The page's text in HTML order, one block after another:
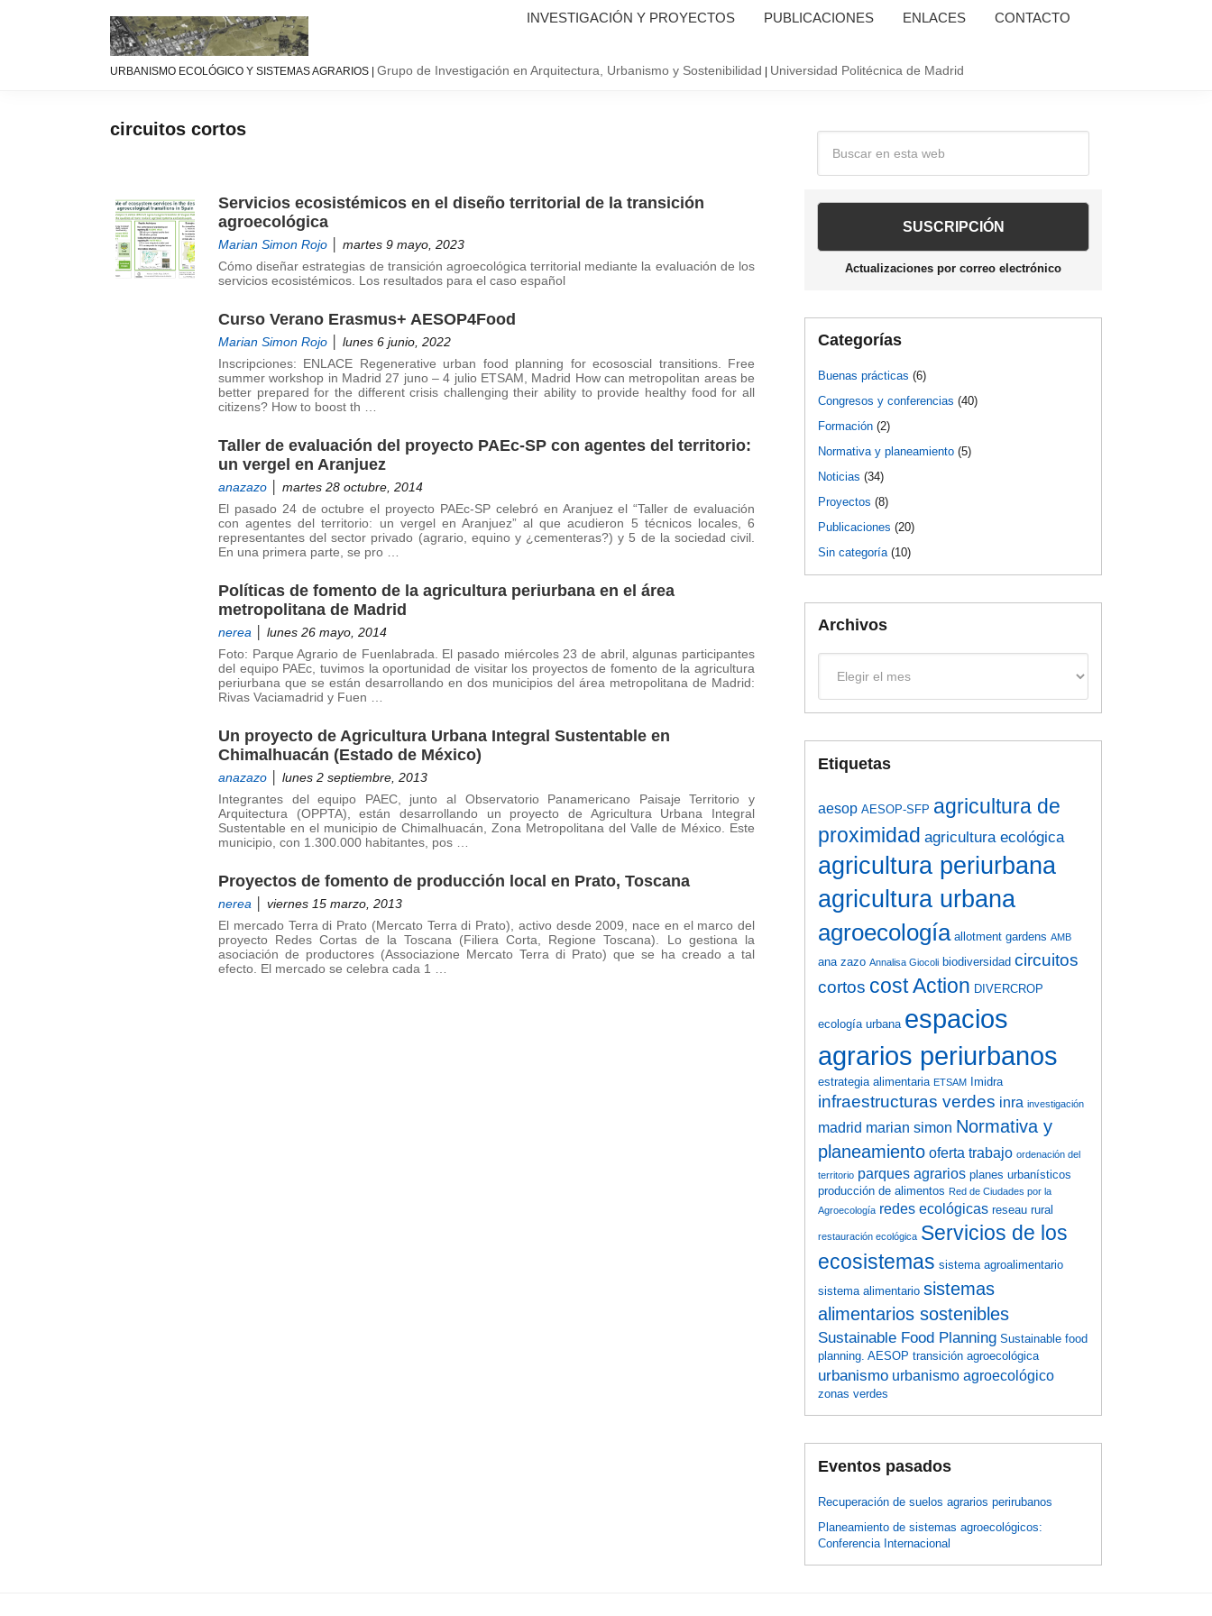
Urbanismo
sistemas
agrarios
Linea
GIAU+S
URBANISMO ECOLÓGICO Y SISTEMAS AGRARIOS | Grupo de Investigación en Arquitectura, Urbanismo y Sostenibilidad Universidad Politécnica de Madrid
INVESTIGACIÓN Y PROYECTOS PUBLICACIONES ENLACES CONTACTO
circuitos cortos
Servicios ecosistémicos en el diseño territorial de la transición
agroecológica
Marian Simon Rojo │ martes 9 mayo, 2023
Cómo diseñar estrategias de transición agroecológica territorial mediante la evaluación de los
servicios ecosistémicos. Los resultados para el caso español
Curso Verano Erasmus+ AESOP4Food
Marian Simon Rojo │ lunes 6 junio, 2022
Inscripciones: ENLACE Regenerative urban food planning for ecososcial transitions. Free
summer workshop in Madrid 27 juno – 4 julio ETSAM, Madrid How can metropolitan areas be
better prepared for the different crisis challenging their ability to provide healthy food for all
citizens? How to boost th …
Taller de evaluación del proyecto PAEc-SP con agentes del territorio:
un vergel en Aranjuez
anazazo │ martes 28 octubre, 2014
El pasado 24 de octubre el proyecto PAEc-SP celebró en Aranjuez el “Taller de evaluación
con agentes del territorio: un vergel en Aranjuez” al que acudieron 5 técnicos locales, 6
representantes del sector privado (agrario, equino y ¿cementeras?) y 5 de la sociedad civil.
En una primera parte, se pro …
Políticas de fomento de la agricultura periurbana en el área
metropolitana de Madrid
nerea │ lunes 26 mayo, 2014
Foto: Parque Agrario de Fuenlabrada. El pasado miércoles 23 de abril, algunas participantes
del equipo PAEc, tuvimos la oportunidad de visitar los proyectos de fomento de la agricultura
periurbana que se están desarrollando en dos municipios del área metropolitana de Madrid:
Rivas Vaciamadrid y Fuen …
Un proyecto de Agricultura Urbana Integral Sustentable en
Chimalhuacán (Estado de México)
anazazo │ lunes 2 septiembre, 2013
Integrantes del equipo PAEC, junto al Observatorio Panamericano Paisaje Territorio y
Arquitectura (OPPTA), están desarrollando un proyecto de Agricultura Urbana Integral
Sustentable en el municipio de Chimalhuacán, Zona Metropolitana del Valle de México. Este
municipio, con 1.300.000 habitantes, pos …
Proyectos de fomento de producción local en Prato, Toscana
nerea │ viernes 15 marzo, 2013
El mercado Terra di Prato (Mercato Terra di Prato), activo desde 2009, nace en el marco del
proyecto Redes Cortas de la Toscana (Filiera Corta, Regione Toscana). Lo gestiona la
asociación de productores (Associazione Mercato Terra di Prato) que se ha creado a tal
efecto. El mercado se celebra cada 1 …
Barra
lateral
principal
Actualizaciones por correo electrónico
Categorías
Buenas prácticas (6)
Congresos y conferencias (40)
Formación (2)
Normativa y planeamiento (5)
Noticias (34)
Proyectos (8)
Publicaciones (20)
Sin categoría(10)
Archivos
Etiquetas
aesop AESOP-SFP agricultura de
proximidad agricultura ecológica
agricultura periurbana
agricultura urbana
agroecología allotment gardens AMB
ana zazo Annalisa Giocoli biodiversidad circuitos
cortos cost Action DIVERCROP
ecología urbana espacios
agrarios periurbanos
estrategia alimentaria ETSAM Imidra
infraestructuras verdes inra investigación
madrid marian simon Normativa y
planeamiento oferta trabajo ordenación del
territorio parques agrarios planes urbanísticos
producción de alimentos Red de Ciudades por la
Agroecología redes ecológicas reseau rural
restauración ecológica Servicios de los
ecosistemas sistema agroalimentario
sistema alimentario sistemas
alimentarios sostenibles
Sustainable Food Planning Sustainable food
planning. AESOP transición agroecológica
urbanismo urbanismo agroecológico
zonas verdes
Eventos pasados
Recuperación de suelos agrarios perirubanos
Planeamiento de sistemas agroecológicos:
Conferencia Internacional